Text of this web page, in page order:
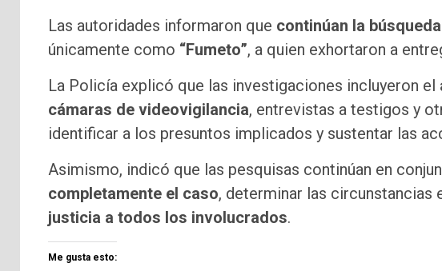
Las autoridades informaron que continúan la
únicamente como “Fumeto”, a quien exhortaron a
La Policía explicó que las investigaciones incluyeron el
cámaras de videovigilancia, entrevistas a testigos y
identificar a los presuntos implicados y sustentar las
Asimismo, indicó que las pesquisas continúan en
completamente el caso, determinar las circunstancias
justicia a todos los involucrados.
Me gusta esto: